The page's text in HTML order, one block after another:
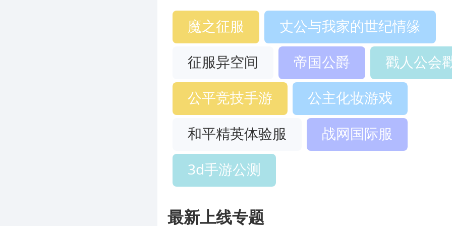
魔之征服
丈公与我家的世纪情缘
征服异空间
帝国公爵
戳人公会
公平竞技手游
公主化妆游戏
和平精英体验服
战网国际服
3d手游公测
最新上线专题